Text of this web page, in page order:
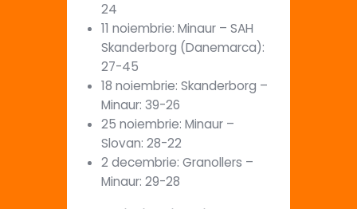
24
11 noiembrie: Minaur – SAH
Skanderborg (Danemarca):
27-45
18 noiembrie: Skanderborg –
Minaur: 39-26
25 noiembrie: Minaur –
Slovan: 28-22
2 decembrie: Granollers –
Minaur: 29-28